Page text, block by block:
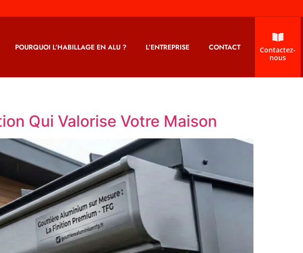
POURQUOI L’HABILLAGE EN ALU ? L’ENTREPRISE CONTACT
Contactez-
nous
Qui Valorise Votre Maison